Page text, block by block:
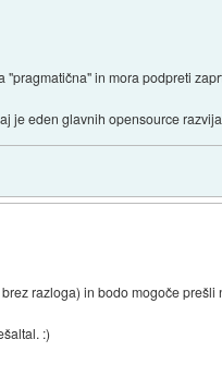
"pragmatična" in mora podpreti
je eden glavnih opensource
razloga) in bodo mogoče
:)